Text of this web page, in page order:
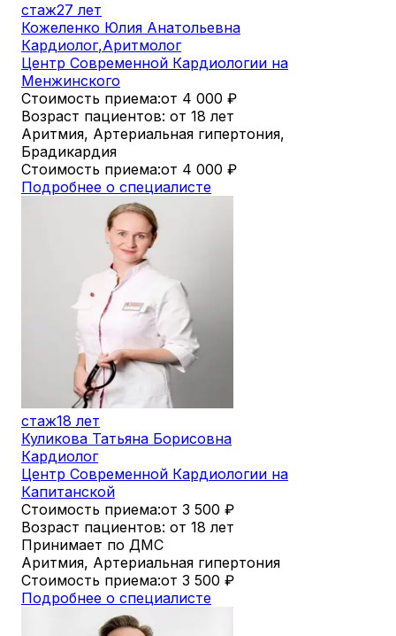
стаж27 лет
Кожеленко Юлия Анатольевна
Кардиолог,Аритмолог
Центр Современной Кардиологии на
Менжинского
Стоимость приема:от 4 000 ₽
Возраст пациентов: от 18 лет
Аритмия, Артериальная гипертония,
Брадикардия
Стоимость приема:от 4 000 ₽
Подробнее о специалисте
стаж18 лет
Куликова Татьяна Борисовна
Кардиолог
Центр Современной Кардиологии на
Капитанской
Стоимость приема:от 3 500 ₽
Возраст пациентов: от 18 лет
Принимает по ДМС
Аритмия, Артериальная гипертония
Стоимость приема:от 3 500 ₽
Подробнее о специалисте